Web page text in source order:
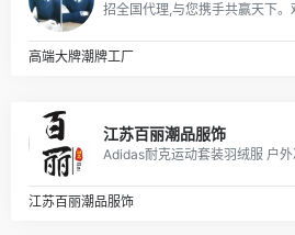
高端大牌潮牌工厂
江苏百丽潮品服饰
江苏百丽潮品服饰